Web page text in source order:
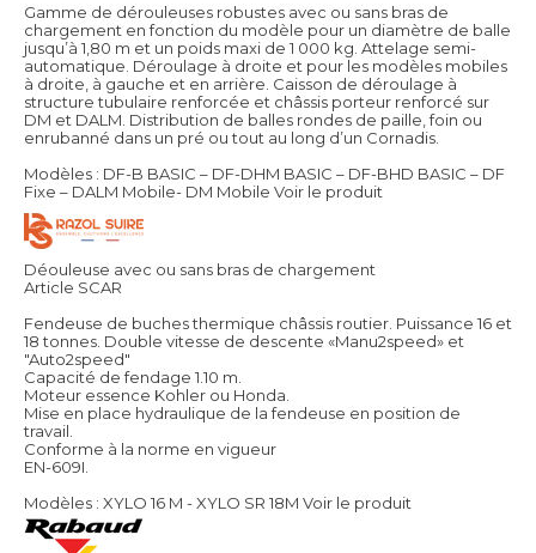
Gamme de dérouleuses robustes avec ou sans bras de
chargement en fonction du modèle pour un diamètre de balle
jusqu’à 1,80 m et un poids maxi de 1 000 kg. Attelage semi-
automatique. Déroulage à droite et pour les modèles mobiles
à droite, à gauche et en arrière. Caisson de déroulage à
structure tubulaire renforcée et châssis porteur renforcé sur
DM et DALM. Distribution de balles rondes de paille, foin ou
enrubanné dans un pré ou tout au long d’un Cornadis.
Modèles : DF-B BASIC – DF-DHM BASIC – DF-BHD BASIC – DF
Fixe – DALM Mobile- DM Mobile Voir le produit
Déouleuse avec ou sans bras de chargement
Article SCAR
Fendeuse de buches thermique châssis routier. Puissance 16 et
18 tonnes. Double vitesse de descente «Manu2speed» et
"Auto2speed"
Capacité de fendage 1.10 m.
Moteur essence Kohler ou Honda.
Mise en place hydraulique de la fendeuse en position de
travail.
Conforme à la norme en vigueur
EN-609I.
Modèles : XYLO 16 M - XYLO SR 18M Voir le produit